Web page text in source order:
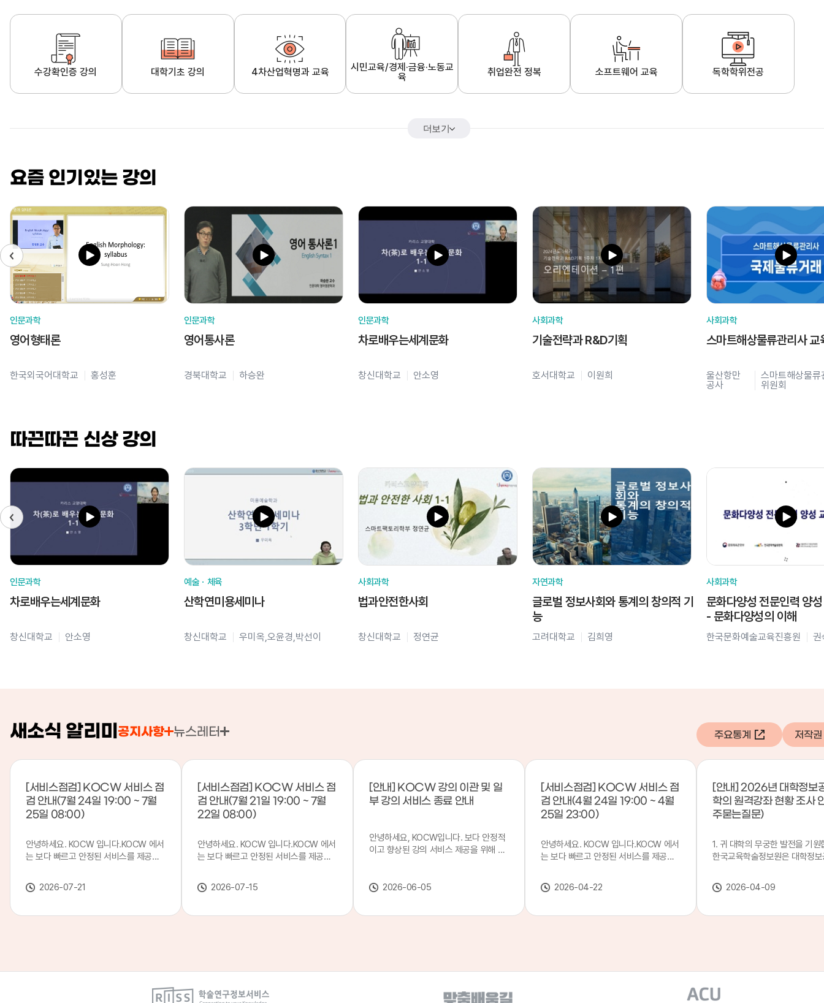
수강확인증 강의 대학기초 강의 4차산업혁명과 교육
시민교육/경제·금융·노동교
육
취업완전 정복 소프트웨어 교육 독학학위전공
더보기
요즘 인기있는 강의
인문과학
영어형태론
한국외국어대학교 홍성훈
인문과학
영어통사론
경북대학교 하승완
인문과학
차로배우는세계문화
창신대학교 안소영
사회과학
기술전략과 R&D기획
호서대학교 이원희
사회과학
스마트해상물류관리사 교
울산항만
공사
스마트해상물류
위원회
따끈따끈 신상 강의
인문과학
차로배우는세계문화
창신대학교 안소영
예술ㆍ체육
산학연미용세미나
창신대학교 우미옥,오윤경,박선이
사회과학
법과안전한사회
창신대학교 정연균
자연과학
글로벌 정보사회와 통계의 창의적 기
능
고려대학교 김희영
사회과학
문화다양성 전문인력 양
- 문화다양성의 이해
한국문화예술교육진흥원 권
새소식 알리미 공지사항 뉴스레터
[서비스점검] KOCW 서비스 점
검 안내(7월 24일 19:00 ~ 7월
25일 08:00)
안녕하세요. KOCW 입니다.KOCW 에서
는 보다 빠르고 안정된 서비스를 제공하
합니다.※ 서비스 점검 작업 일시 : 7월
24일(금) 19:00 ~ 7월 25일(토) 08:00
안 서비스가 일시 중지될 수 있으니, 이
2026-07-21
[서비스점검] KOCW 서비스 점
검 안내(7월 21일 19:00 ~ 7월
22일 08:00)
안녕하세요. KOCW 입니다.KOCW 에서
는 보다 빠르고 안정된 서비스를 제공하
합니다.※ 서비스 점검 작업 일시 : 7월 21
일(화) 19:00 ~ 7월 22일(수) 08:00이
서비스가일시 중지될 수 있으니, 이 점 양
2026-07-15
[안내] KOCW 강의 이관 및 일
부 강의 서비스 종료 안내
안녕하세요, KOCW입니다. 보다 안정적
이고 향상된 강의 서비스 제공을 위해 강
스가 종료될 예정이오니, 이용에 참고하
종료 강의 안내 이관 작업으로 인해 일부
었습니다. 서비스 종료 강의 목록은 아래
2026-06-05
[서비스점검] KOCW 서비스 점
검 안내(4월 24일 19:00 ~ 4월
25일 23:00)
안녕하세요. KOCW 입니다.KOCW 에서
는 보다 빠르고 안정된 서비스를 제공하
합니다.※ 서비스 점검 작업 일시 : 4월
24일(금) 19:00 ~ 4월 25일(토) 23:00
안 일시중지될 예정이오니, 이 점 양해하
2026-04-22
[안내] 2026년 대학정보
학의 원격강좌 현황 조사
주묻는질문)
1. 귀 대학의 무궁한 발전을 기원
한국교육학술정보원은 대학정
본 조사는 2025. 3. 1~2026. 2.
에 운영된 원격강좌(이러닝) 현
강좌(12-바)'에 데이터를 연계할
인시 캠퍼스인 경우 해당 캠퍼스
2026-04-09
주요통계 저작